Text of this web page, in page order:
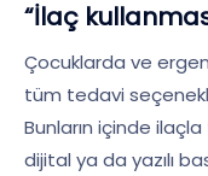
“İlaç
Çocuklarda ve
tüm tedavi
Bunların içinde
dijital ya da yazılı